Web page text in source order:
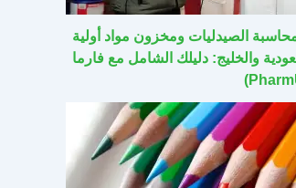
الصيدليات ومخزون مواد أولية
والخليج: دليلك الشامل مع فارما